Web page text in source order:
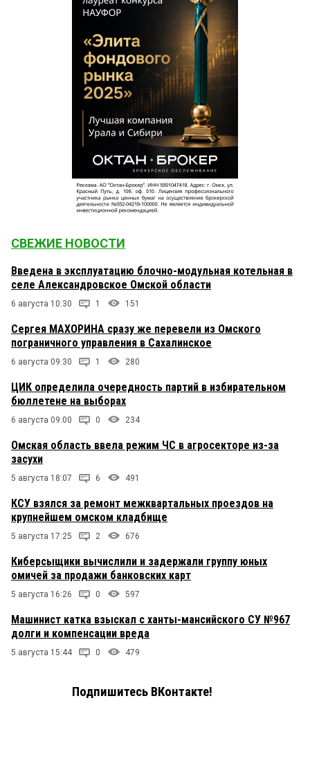
СВЕЖИЕ НОВОСТИ
Введена в эксплуатацию блочно-модульная котельная в
селе Александровское Омской области
6 августа 10:30 1 151
Сергея МАХОРИНА сразу же перевели из Омского
пограничного управления в Сахалинское
6 августа 09:30 1 280
ЦИК определила очередность партий в избирательном
бюллетене на выборах
6 августа 09:00 0 234
Омская область ввела режим ЧС в агросекторе из-за
засухи
5 августа 18:07 6 491
КСУ взялся за ремонт межквартальных проездов на
крупнейшем омском кладбище
5 августа 17:25 2 676
Киберсыщики вычислили и задержали группу юных
омичей за продажи банковских карт
5 августа 16:26 0 597
Машинист катка взыскал с ханты-мансийского СУ №967
долги и компенсации вреда
5 августа 15:44 0 479
Подпишитесь ВКонтакте!